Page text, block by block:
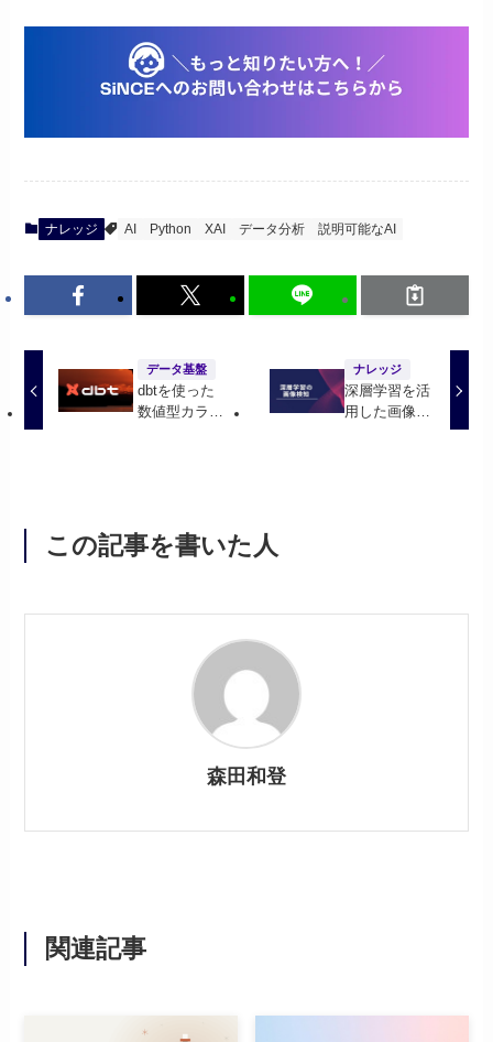
ナレッジ AI Python XAI データ分析 説明可能なAI
データ基盤
dbtを使った
数値型カラム
ナレッジ
深層学習を活
用した画像検
この記事を書いた人
森田和登
関連記事